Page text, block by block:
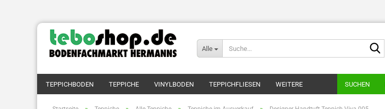
Alle
TEPPICHBODEN TEPPICHE VINYLBODEN TEPPICHFLIESEN SUCHEN
WEITERE